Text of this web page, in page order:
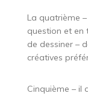
La quatrième
question et en
de dessiner –
créatives
Cinquième – il